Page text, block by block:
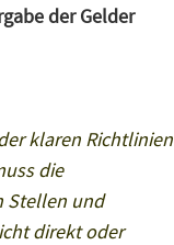
der Gelder
klaren Richtlinien
die
Stellen und
direkt oder